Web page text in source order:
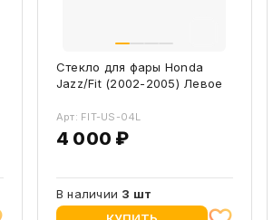
Стекло для фары Honda
Jazz/Fit (2002-2005) Левое
Арт: FIT-US-04L
4 000 ₽
В наличии 3 шт